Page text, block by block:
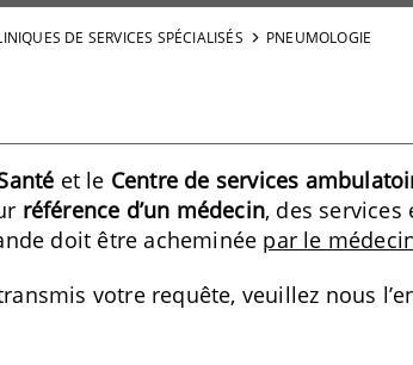
DE SERVICES SPÉCIALISÉS PNEUMOLOGIE
et le Centre de services
référence d’un médecin, des
doit être acheminée par le
votre requête, veuillez nous